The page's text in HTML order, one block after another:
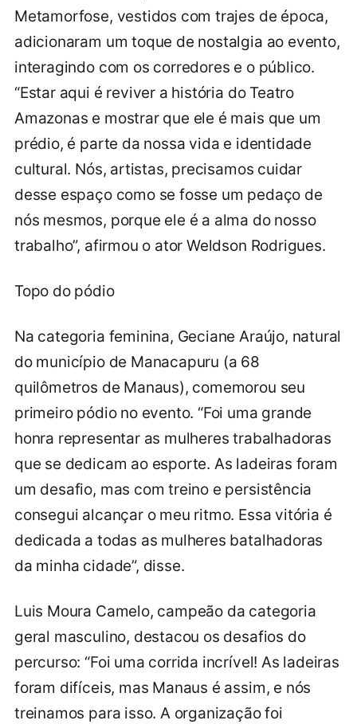
Metamorfose, vestidos com trajes de época,
adicionaram um toque de nostalgia ao evento,
interagindo com os corredores e o público.
“Estar aqui é reviver a história do Teatro
Amazonas e mostrar que ele é mais que um
prédio, é parte da nossa vida e identidade
cultural. Nós, artistas, precisamos cuidar
desse espaço como se fosse um pedaço de
nós mesmos, porque ele é a alma do nosso
trabalho”, afirmou o ator Weldson Rodrigues.
Topo do pódio
Na categoria feminina, Geciane Araújo, natural
do município de Manacapuru (a 68
quilômetros de Manaus), comemorou seu
primeiro pódio no evento. “Foi uma grande
honra representar as mulheres trabalhadoras
que se dedicam ao esporte. As ladeiras foram
um desafio, mas com treino e persistência
consegui alcançar o meu ritmo. Essa vitória é
dedicada a todas as mulheres batalhadoras
da minha cidade”, disse.
Luis Moura Camelo, campeão da categoria
geral masculino, destacou os desafios do
percurso: “Foi uma corrida incrível! As ladeiras
foram difíceis, mas Manaus é assim, e nós
treinamos para isso. A organização foi